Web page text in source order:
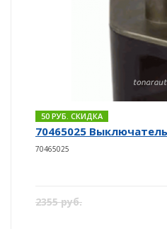
50 РУБ. СКИДКА
70465025
70465025
2355 руб.